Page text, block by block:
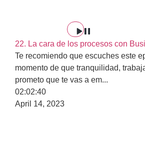
22. La cara de los procesos con
Te recomiendo que escuches este
momento de que tranquilidad,
prometo que te vas a em...
02:02:40
April 14, 2023